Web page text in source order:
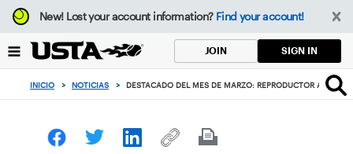
Enfoque
desde
botón
volver
principio
New!Lost your account information? Find your account!
JOIN SIGN IN
INICIO > NOTICIAS > DESTACADO DEL MES DE MARZO: REPRODUCTOR